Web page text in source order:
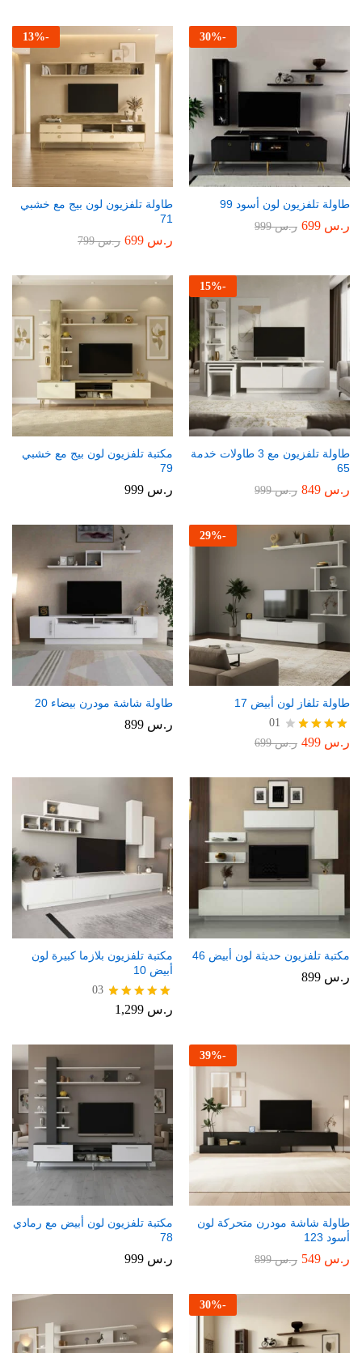
-
30%
طاولة تلفزيون لون أسود 99
ر.س ر.س999
-
13%
طاولة تلفزيون لون بيج مع خشبي
71
ر.س ر.س799
-
15%
طاولة تلفزيون مع 3 طاولات خدمة
65
ر.س ر.س999
مكتبة تلفزيون لون بيج مع خشبي
79
ر.س
-
29%
طاولة تلفاز لون أبيض 17
تم
من 5
01
ر.س ر.س699
طاولة شاشة مودرن بيضاء 20
ر.س
مكتبة تلفزيون حديثة لون أبيض 46
ر.س
مكتبة تلفزيون بلازما كبيرة لون
أبيض 10
تم التقييم
03
ر.س
-
39%
طاولة شاشة مودرن متحركة لون
أسود 123
ر.س ر.س899
مكتبة تلفزيون لون أبيض مع رمادي
78
ر.س
-
30%